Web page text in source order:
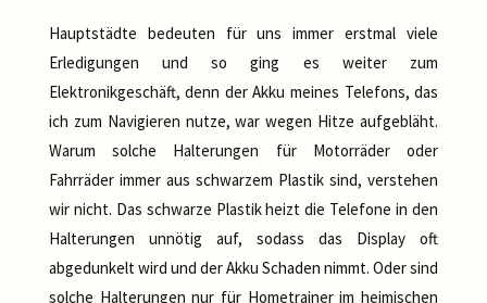
Hauptstädte bedeuten für uns immer erstmal viele
Erledigungen und so ging es weiter zum
Elektronikgeschäft, denn der Akku meines Telefons, das
ich zum Navigieren nutze, war wegen Hitze aufgebläht.
Warum solche Halterungen für Motorräder oder
Fahrräder immer aus schwarzem Plastik sind, verstehen
wir nicht. Das schwarze Plastik heizt die Telefone in den
Halterungen unnötig auf, sodass das Display oft
abgedunkelt wird und der Akku Schaden nimmt. Oder sind
solche Halterungen nur für Hometrainer im heimischen